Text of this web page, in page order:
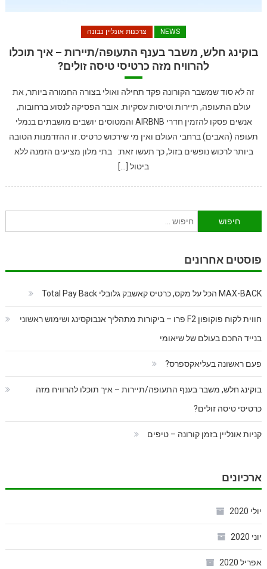
NEWS צרכנות אונליין נבונה
בוקינג חלש, משבר בענף התעופה/תיירות – איך תוכלו
להרוויח מזה כרטיסי טיסה זולים?
זה לא סוד שמשבר הקורונה פקד תחילה ואולי בצורה החמורה ביותר, את
עולם התעופה, תיירות וטיסות עסקיות. אובר הפסיקה לנסוע ברחובות,
אנשים פסקו להזמין חדרי AIRBNB והמטוסים יושבים מושבתים בנמלי
תעופה (האבים) ברחבי העולם ואין מי שירכוש כרטיס. זו ההזדמנות הטובה
ביותר לרכוש נופשים בזול, כך תעשו זאת: בתי מלון מציעים הזמנה ללא
ביטול […]
חיפוש:
פוסטים אחרונים
MAX-BACK הכל על מקס, כרטיס קאשבק גלובלי Total Pay Back
חווית לקוח פוקופון F2 פרו – ביקורות מתהליך אנבוקסינג ושימוש ראשוני
בנייד החכם בעולם של שיאומי
פעם ראשונה בעליאקספרס?
בוקינג חלש, משבר בענף התעופה/תיירות – איך תוכלו להרוויח מזה
כרטיסי טיסה זולים?
קניות אונליין בזמן קורונה – טיפים
ארכיונים
יולי 2020
יוני 2020
אפריל 2020